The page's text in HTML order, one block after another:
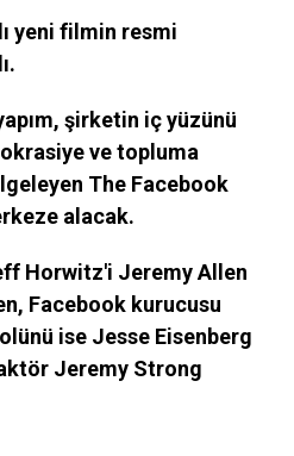
yeni filmin resmi
şirketin iç yüzünü
ve topluma
The Facebook
alacak.
Horwitz'i Jeremy Allen
Facebook kurucusu
ise Jesse Eisenberg
Jeremy Strong